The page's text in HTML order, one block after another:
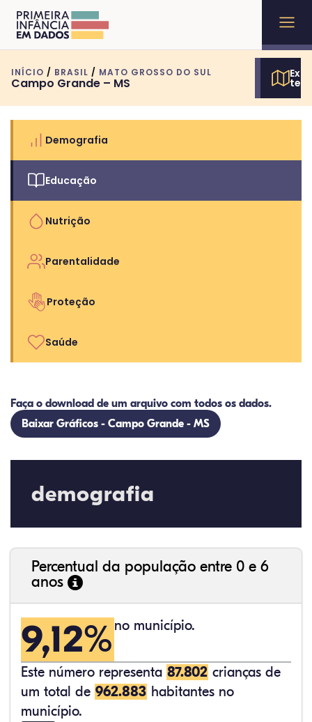
INÍCIO / BRASIL / MATO GROSSO DO SUL
Campo Grande – MS
Demografia
Educação
Nutrição
Parentalidade
Proteção
Saúde
Faça o download de um arquivo com todos os dados.
Baixar Gráficos - Campo Grande - MS
demografia
Percentual da população entre 0 e 6
anos
9,12% no município.
Este número representa 87.802 crianças de
um total de 962.883 habitantes no
município.